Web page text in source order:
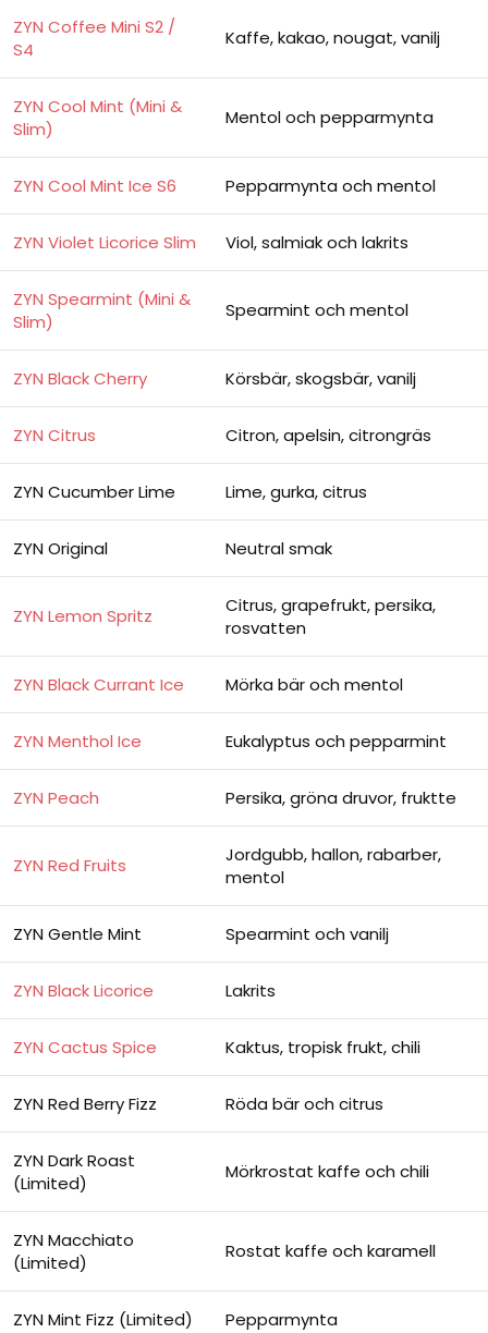
ZYN Coffee Mini S2 /
S4
Kaffe, kakao, nougat, vanilj
ZYN Cool Mint (Mini &
Slim)
Mentol och pepparmynta
ZYN Cool Mint Ice S6 Pepparmynta och mentol
ZYN Violet Licorice Slim Viol, salmiak och lakrits
ZYN Spearmint (Mini &
Slim)
Spearmint och mentol
ZYN Black Cherry Körsbär, skogsbär, vanilj
ZYN Citrus Citron, apelsin, citrongräs
ZYN Cucumber Lime Lime, gurka, citrus
ZYN Original Neutral smak
ZYN Lemon Spritz
Citrus, grapefrukt, persika,
rosvatten
ZYN Black Currant Ice Mörka bär och mentol
ZYN Menthol Ice Eukalyptus och pepparmint
ZYN Peach Persika, gröna druvor, fruktte
ZYN Red Fruits
Jordgubb, hallon, rabarber,
mentol
ZYN Gentle Mint Spearmint och vanilj
ZYN Black Licorice Lakrits
ZYN Cactus Spice Kaktus, tropisk frukt, chili
ZYN Red Berry Fizz Röda bär och citrus
ZYN Dark Roast
(Limited)
Mörkrostat kaffe och chili
ZYN Macchiato
(Limited)
Rostat kaffe och karamell
ZYN Mint Fizz (Limited) Pepparmynta